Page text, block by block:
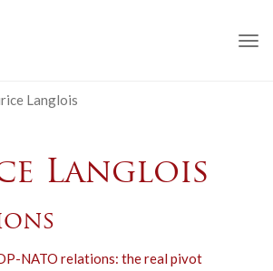
Langlois
Langlois
NATO relations: the real pivot